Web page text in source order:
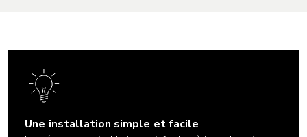
Une installation simple et facile